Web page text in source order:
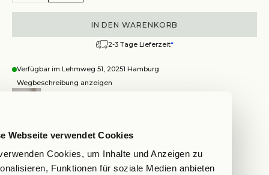
Webseite verwendet Cookies
Cookies, um Inhalte und Anzeigen zu
Funktionen für soziale Medien anbieten
IN DEN WARENKORB
2-3 Tage Lieferzeit*
Verfügbar im Lehmweg 51, 20251 Hamburg
Wegbeschreibung anzeigen
Hamburg
Lehmweg 51, 20251 Hamburg
Wegbeschreibung anzeigen